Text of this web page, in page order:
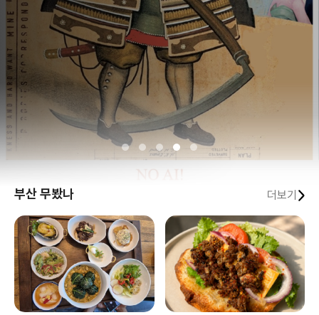
부산 무봤나 더보기